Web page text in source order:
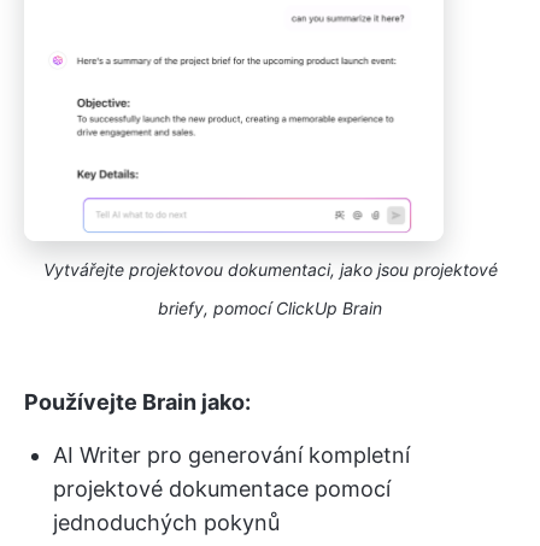
Vytvářejte projektovou dokumentaci, jako jsou projektové
briefy, pomocí ClickUp Brain
Používejte Brain jako:
AI Writer pro generování kompletní
projektové dokumentace pomocí
jednoduchých pokynů